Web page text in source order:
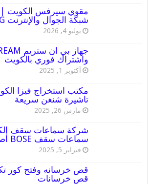
مقوي سيرفس الكويت
شبكة الجوال والإنترنت 4G و5G
يوليو 4, 2026
واشتراك فوري بالكويت
أكتوبر 1, 2025
تاشيرة شنغن سريعة
مارس 26, 2025
سماعات سقف BOSE أصلية
فبراير 5, 2025
قص خرسانات